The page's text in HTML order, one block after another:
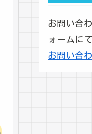
お問い合
ォームに
お問い合